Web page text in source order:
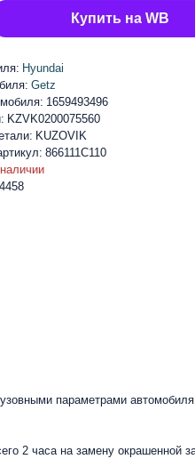
Hyundai
Getz
1659493496
KZVK0200075560
KUZOVIK
866111C110
Купить на WB
параметрами
2 часа на замену окрашенной